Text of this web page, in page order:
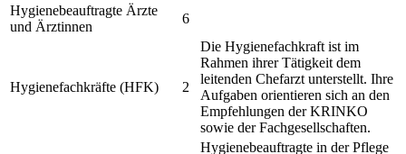
Hygienebeauftragte Ärzte
und Ärztinnen
6
Hygienefachkräfte (HFK) 2
Die Hygienefachkraft ist im
Rahmen ihrer Tätigkeit dem
leitenden Chefarzt unterstellt. Ihre
Aufgaben orientieren sich an den
Empfehlungen der KRINKO
sowie der Fachgesellschaften.
Hygienebeauftragte in der Pflege